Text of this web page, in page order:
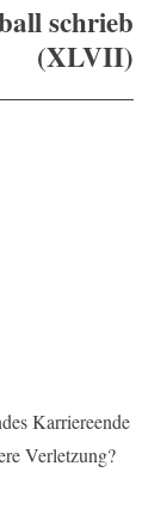
schrieb
(XLVII)
Karriereende
Verletzung?